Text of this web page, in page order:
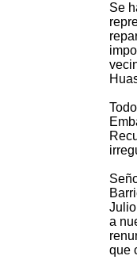
Se
a
que